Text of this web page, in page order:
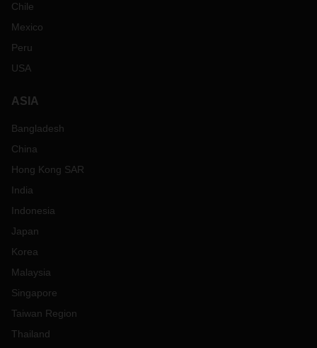
Chile
Mexico
Peru
USA
ASIA
Bangladesh
China
Hong Kong SAR
India
Indonesia
Japan
Korea
Malaysia
Singapore
Taiwan Region
Thailand